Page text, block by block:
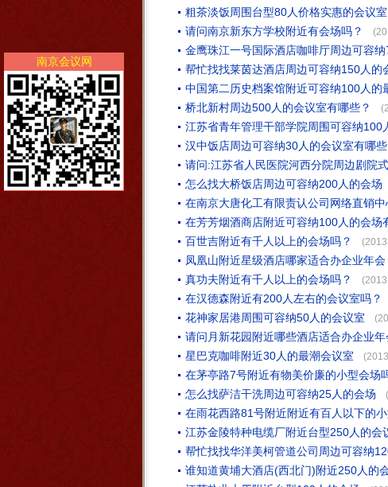
粗茶淡饭周围台型80人价格实惠的会议室
请问南京新东方学校附近有会场吗？
金鹰珠江一号国际酒店咖啡厅周边可容
帮忙找找莱茵达酒店周边可容纳150人的
中国第二历史档案馆附近可容纳100人的
桥北新村周边500人的会议室有哪些？
江苏省青年管理干部学院周围可容纳100
汉中饭店周边可容纳30人的会议室有哪些
请问:江苏省人民医院河西分院周边剧院
怎么找大桥饭店周边可容纳200人的会场
在南京大唐化工有限责认公司网络直销
在芳芳烟酒商店附近可容纳100人的会场
百世吉附近有千人以上的会场吗？
凤凰山附近星级酒店哪家适合办企业年会
真功夫附近有千人以上的会场吗？
在汉德森附近有200人左右的会议室吗？
花神家居港周围可容纳50人的会议室
请问月新花园附近哪些酒店适合办企业年
星巴克咖啡附近30人的最潮会议室
在茅亭路7号附近有物美价廉的小型会场
怎么找萨洁干洗周边可容纳25人的会场
在雨花西路81号附近附近有百人以下的
江苏金陵特种电缆厂附近台型250人的会
帮忙找找华洋美柯管道公司周边可容纳
谁知道黄埔大酒店(西北门)附近250人的
南京会议网